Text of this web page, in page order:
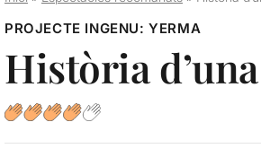
PROJECTE INGENU: YERMA
Història